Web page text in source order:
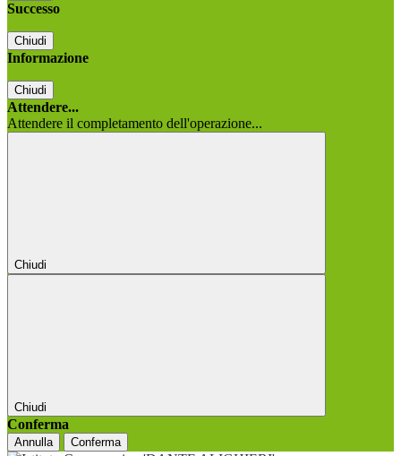
Successo
Chiudi
Informazione
Chiudi
Attendere...
Attendere il completamento dell'operazione...
Chiudi
Chiudi
Conferma
Annulla Conferma